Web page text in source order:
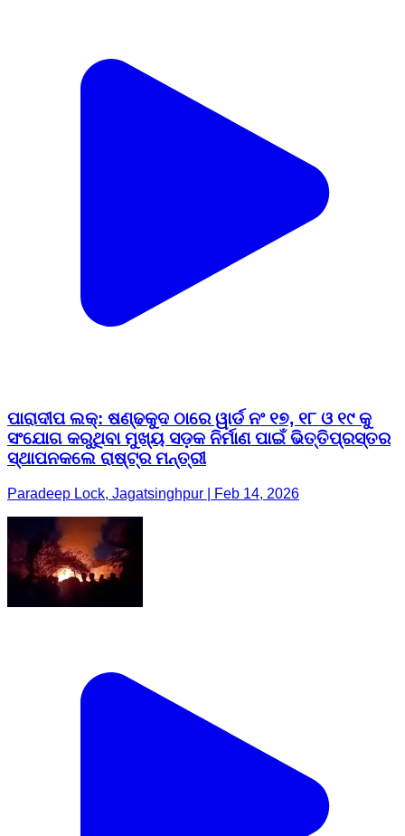
ପାରାଦୀପ ଲକ୍: ଷଣ୍ଢକୁଦ ଠାରେ ୱାର୍ଡ ନଂ ୧୭, ୧୮ ଓ ୧୯ କୁ
ସଂଯୋଗ କରୁଥିବା ମୁଖ୍ୟ ସଡ଼କ ନିର୍ମାଣ ପାଇଁ ଭିତ୍ତିପ୍ରସ୍ତର
ସ୍ଥାପନକଲେ ରାଷ୍ଟ୍ର ମନ୍ତ୍ରୀ
Paradeep Lock, Jagatsinghpur | Feb 14, 2026